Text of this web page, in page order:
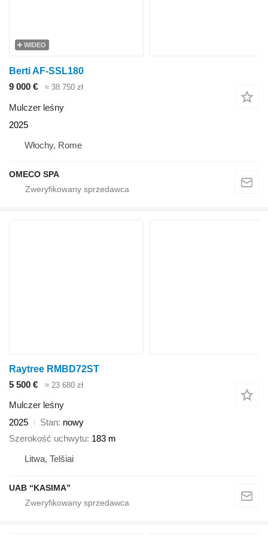
WIDEO
Berti AF-SSL180
9 000 €
≈ 38 750 zł
Mulczer leśny
2025
Włochy, Rome
OMECO SPA
Raytree RMBD72ST
5 500 €
≈ 23 680 zł
Mulczer leśny
2025
Stan nowy
Szerokość uchwytu 183 m
Litwa, Telšiai
UAB “KASIMA”